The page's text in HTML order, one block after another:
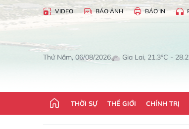
VIDEO BÁO ẢNH BÁO IN
Thứ Năm, 06/08/2026 Gia Lai, 21.3°C -
THỜI SỰ THẾ GIỚI CHÍNH TRỊ